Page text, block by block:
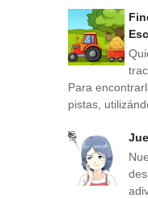
Para
pistas,